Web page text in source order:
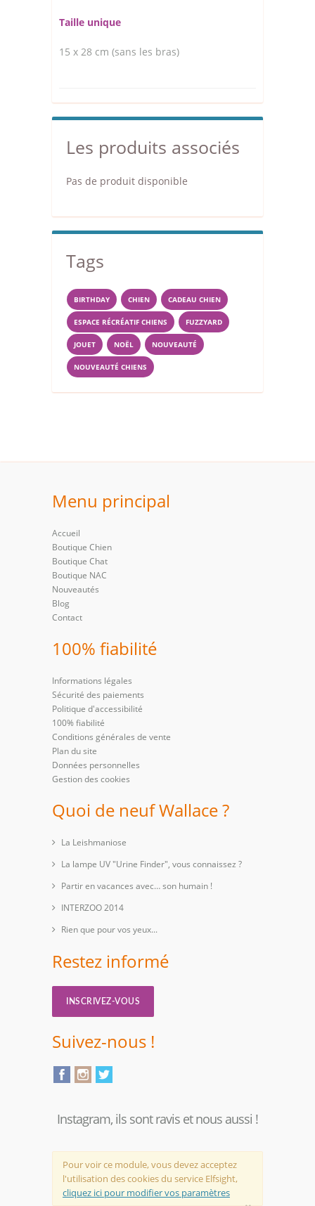
Taille unique
15 x 28 cm (sans les bras)
Les produits associés
Pas de produit disponible
Tags
BIRTHDAY CHIEN CADEAU CHIEN
ESPACE RÉCRÉATIF CHIENS FUZZYARD
JOUET NOËL NOUVEAUTÉ
NOUVEAUTÉ CHIENS
Menu principal
Accueil
Boutique Chien
Boutique Chat
Boutique NAC
Nouveautés
Blog
Contact
100% fiabilité
Informations légales
Sécurité des paiements
Politique d'accessibilité
100% fiabilité
Conditions générales de vente
Plan du site
Données personnelles
Gestion des cookies
Quoi de neuf Wallace ?
La Leishmaniose
La lampe UV "Urine Finder", vous connaissez ?
Partir en vacances avec… son humain !
INTERZOO 2014
Rien que pour vos yeux...
Restez informé
INSCRIVEZ-VOUS
Suivez-nous !
Instagram, ils sont ravis et nous aussi !
Pour voir ce module, vous devez acceptez
l'utilisation des cookies du service Elfsight,
cliquez ici pour modifier vos paramètres